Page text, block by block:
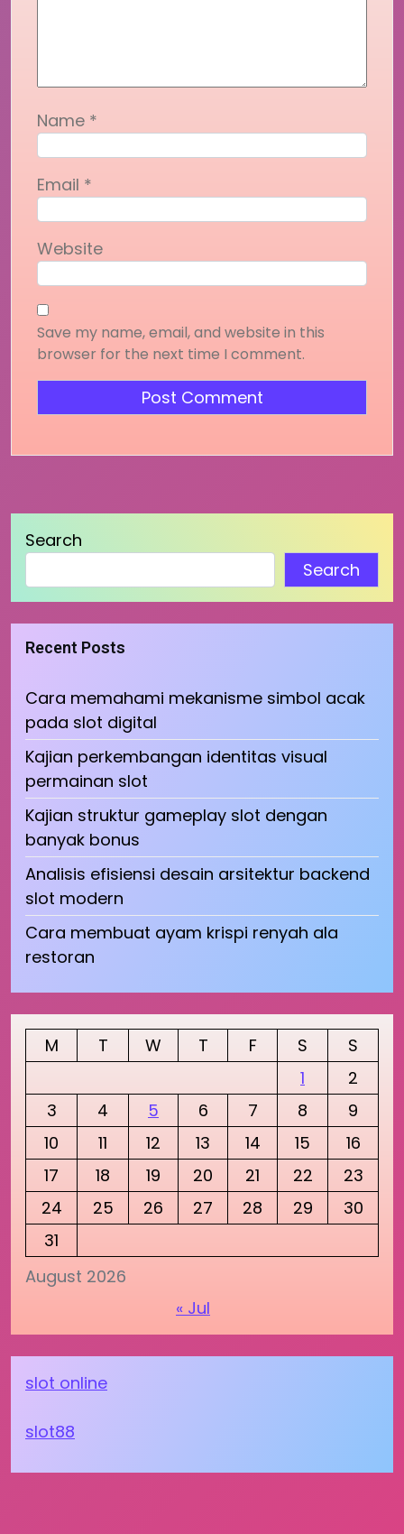
Name *
Email *
Website
Save my name, email, and website in this
browser for the next time I comment.
Search
Search
Recent Posts
Cara memahami mekanisme simbol acak
pada slot digital
Kajian perkembangan identitas visual
permainan slot
Kajian struktur gameplay slot dengan
banyak bonus
Analisis efisiensi desain arsitektur backend
slot modern
Cara membuat ayam krispi renyah ala
restoran
August 2026
M T W T F S
S
1
2
3
4 5 6 7 8
9
10
11 12 13 14 15
16
17
18 19 20 21 22
23
24
25 26 27 28 29
30
31
« Jul
slot online
slot88